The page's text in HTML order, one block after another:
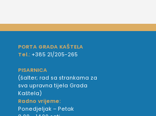
PORTA GRADA KAŠTELA
Tel.: +385 21/205-265
PISARNICA
(šalter; rad sa strankama za
sva upravna tijela Grada
Kaštela)
Radno vrijeme:
Ponedjeljak – Petak